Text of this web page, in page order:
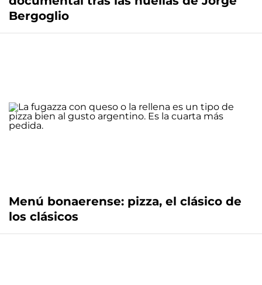
Bergoglio
Menú bonaerense: pizza, el clásico de
los clásicos